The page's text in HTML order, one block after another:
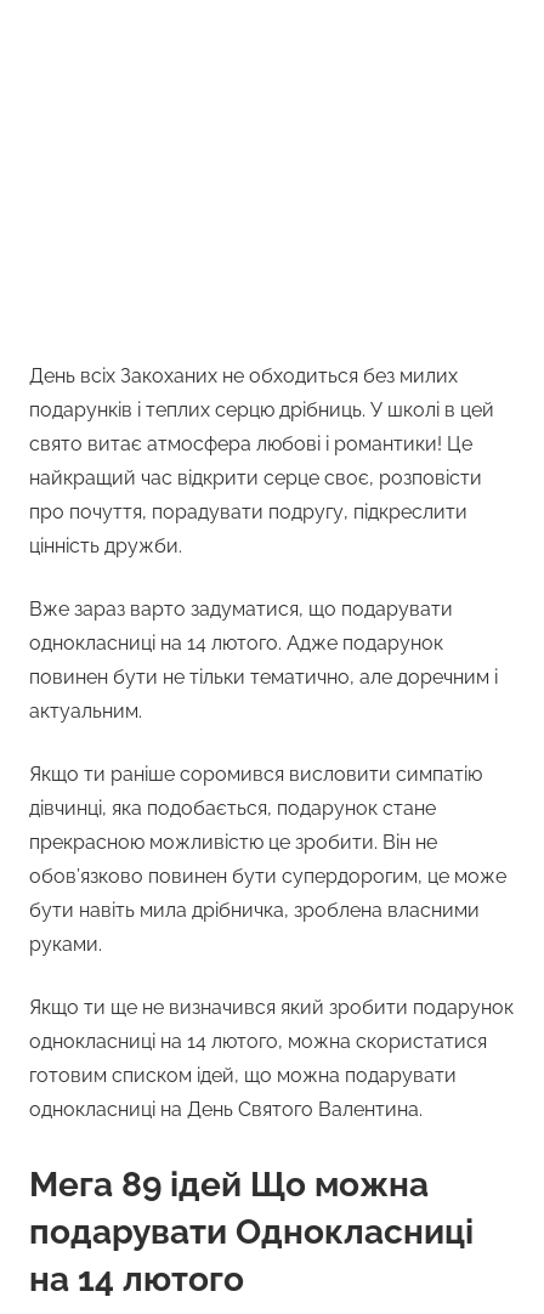
День всіх Закоханих не обходиться без милих
подарунків і теплих серцю дрібниць. У школі в цей
свято витає атмосфера любові і романтики! Це
найкращий час відкрити серце своє, розповісти
про почуття, порадувати подругу, підкреслити
цінність дружби.
Вже зараз варто задуматися, що подарувати
однокласниці на 14 лютого. Адже подарунок
повинен бути не тільки тематично, але доречним і
актуальним.
Якщо ти раніше соромився висловити симпатію
дівчинці, яка подобається, подарунок стане
прекрасною можливістю це зробити. Він не
обов’язково повинен бути супердорогим, це може
бути навіть мила дрібничка, зроблена власними
руками.
Якщо ти ще не визначився який зробити подарунок
однокласниці на 14 лютого, можна скористатися
готовим списком ідей, що можна подарувати
однокласниці на День Святого Валентина.
Мега 89 ідей Що можна
подарувати Однокласниці
на 14 лютого